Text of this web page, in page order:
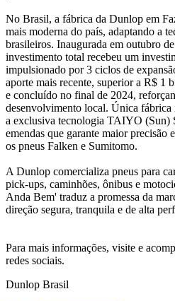
No Brasil, a fábrica da Dunlop em
mais moderna do país, adaptando a
brasileiros. Inaugurada em outubro
investimento total recebeu um
impulsionado por 3 ciclos de
aporte mais recente, superior a R$ 1
e concluído no final de 2024,
desenvolvimento local. Única fábrica
a exclusiva tecnologia TAIYO (Sun)
emendas que garante maior precisão
os pneus Falken e Sumitomo.
A Dunlop comercializa pneus para
pick-ups, caminhões, ônibus e
Anda Bem' traduz a promessa da
direção segura, tranquila e de alta
Para mais informações, visite e
redes sociais.
Dunlop Brasil